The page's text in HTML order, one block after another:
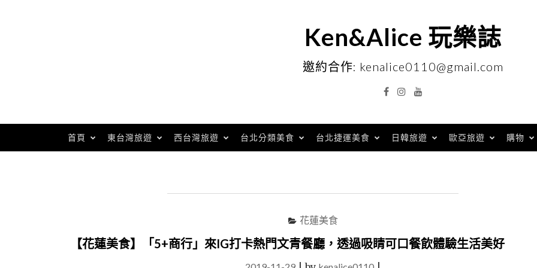
Ken&Alice 玩樂誌
邀約合作: kenalice0110@gmail.com
FacebookInstagramYouTube
首頁 東台灣旅遊 西台灣旅遊 台北分類美食 台北捷運美食 日韓旅遊 歐亞旅遊 購物
花蓮美食
【花蓮美食】「5+商行」來IG打卡熱門文青餐廳，透過吸睛可口餐飲體驗生活美好